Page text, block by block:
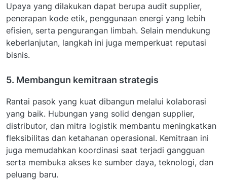
Upaya yang dilakukan dapat berupa audit supplier,
penerapan kode etik, penggunaan energi yang lebih
efisien, serta pengurangan limbah. Selain mendukung
keberlanjutan, langkah ini juga memperkuat reputasi
bisnis.
5. Membangun kemitraan strategis
Rantai pasok yang kuat dibangun melalui kolaborasi
yang baik. Hubungan yang solid dengan supplier,
distributor, dan mitra logistik membantu meningkatkan
fleksibilitas dan ketahanan operasional. Kemitraan ini
juga memudahkan koordinasi saat terjadi gangguan
serta membuka akses ke sumber daya, teknologi, dan
peluang baru.